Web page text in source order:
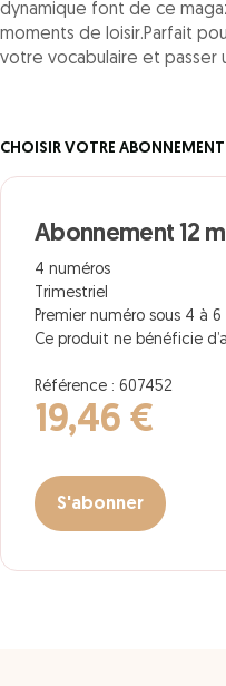
dynamique font de ce
moments de loisir.Parfait
votre vocabulaire et passer
CHOISIR VOTRE ABONNEMENT
Abonnement 12
4 numéros
Trimestriel
Premier numéro sous 4 à 6
Ce produit ne bénéficie
Référence : 607452
19,46 €
S'abonner